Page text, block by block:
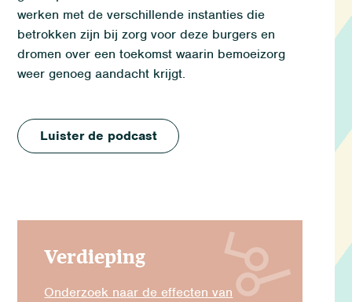
werken met de verschillende instanties die
betrokken zijn bij zorg voor deze burgers en
dromen over een toekomst waarin bemoeizorg
weer genoeg aandacht krijgt.
Luister de podcast
Verdieping
Onderzoek naar de effecten van